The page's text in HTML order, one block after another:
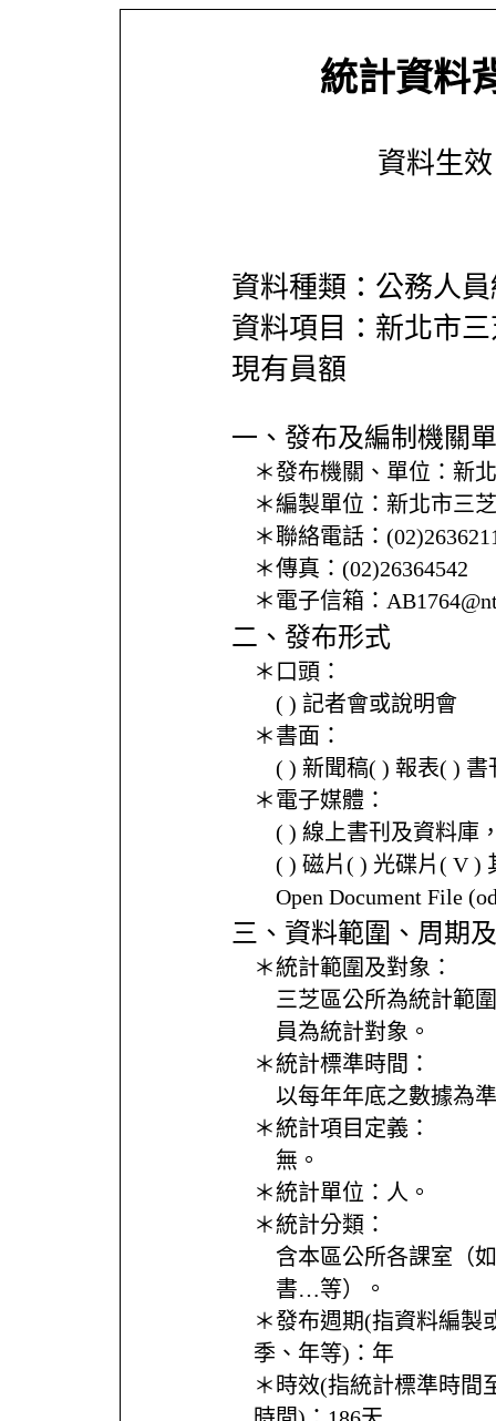
統計資料
資料生
資料種類：公務人
資料項目：新北市
現有員額
一、發布及編制機關
＊發布機關、單位： 新
＊編製單位： 新北市三
＊聯絡電話：
＊傳真： (02)26364542
＊電子信箱：
二、發布形式
＊口頭：
( ) 記者會或說明會
＊書面：
( ) 新聞稿( ) 報表( ) 書
＊電子媒體：
( ) 線上書刊及資料庫
( ) 磁片( ) 光碟片( V )
Open Document File
三、資料範圍、周期
＊統計範圍及對象：
三芝區公所為統計範
員為統計對象。
＊統計標準時間：
以每年年底之數據為
＊統計項目定義：
無。
＊統計單位： 人。
＊統計分類：
含本區公所各課室（
書…等）。
＊發布週期(指資料編製
季、年等)： 年
＊時效(指統計標準時間